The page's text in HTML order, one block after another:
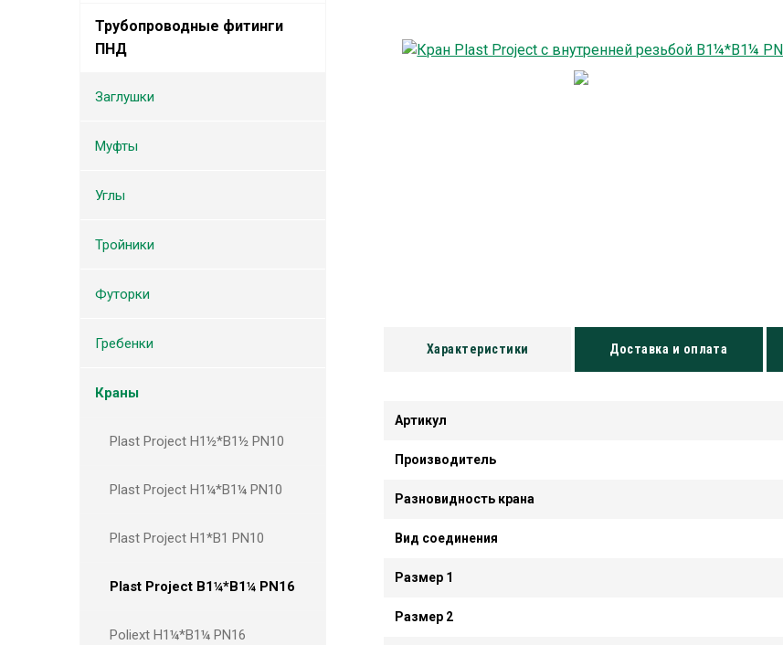
Характеристики Доставка и оплата
Артикул
Производитель
Разновидность крана
Вид соединения
Размер 1
Размер 2
Трубопроводные фитинги
ПНД
Заглушки
Муфты
Углы
Тройники
Футорки
Гребенки
Краны
Plast Project Н1½*В1½ PN10
Plast Project Н1¼*В1¼ PN10
Plast Project Н1*В1 PN10
Plast Project В1¼*В1¼ PN16
Poliext Н1¼*В1¼ PN16